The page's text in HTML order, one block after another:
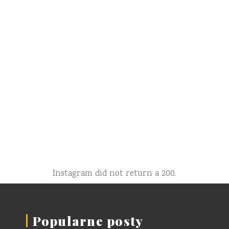
Instagram did not return a 200.
Popularne posty